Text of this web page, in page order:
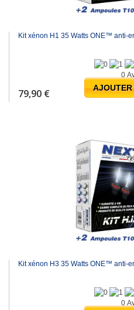
Kit xénon H1 35 Watts ONE™ anti-
0
79,90 € AJOUTER
Kit xénon H3 35 Watts ONE™ anti-
0